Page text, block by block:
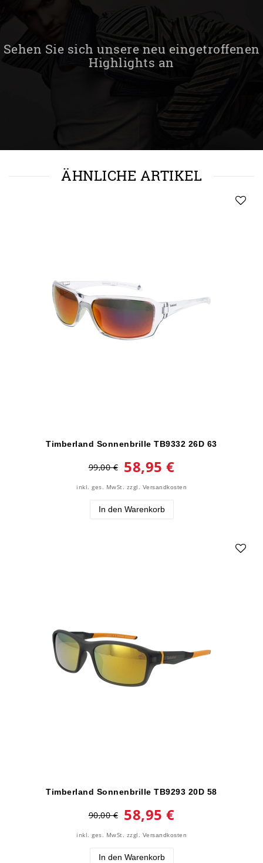
Sehen Sie sich unsere neu eingetroffenen
Highlights an
ÄHNLICHE ARTIKEL
Timberland Sonnenbrille TB9332 26D 63
99,00 € 58,95 €
inkl. ges. MwSt. zzgl. Versandkosten
In den Warenkorb
Timberland Sonnenbrille TB9293 20D 58
90,00 € 58,95 €
inkl. ges. MwSt. zzgl. Versandkosten
In den Warenkorb